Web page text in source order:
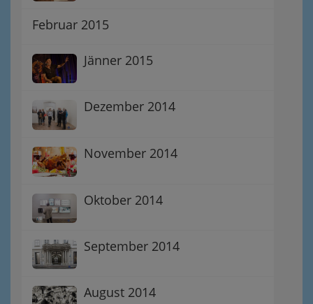
Februar 2015
Jänner 2015
Dezember 2014
November 2014
Oktober 2014
September 2014
August 2014